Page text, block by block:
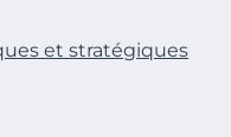
et stratégiques